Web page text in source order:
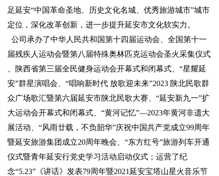
足延安“中国革命圣地、历史文化名城、优秀旅游城市”城市
定位，深化改革创新，进一步提升延安市文化软实力。
公司承办了中华人民共和国第十四届运动会、全国第十一
届残疾人运动会暨第八届特殊奥林匹克运动会圣火采集仪式
、陕西省第三届全民健身运动会开幕式和闭幕式、“星耀延
安”群星演唱会、“唱响新时代 放歌迎未来”2023 陕北民歌群
众广场歌汇暨第六届延安市陕北民歌大赛、“延安新九一”扩
大运动会开幕式和闭幕式、“黄河记忆”—2023年黄河非遗大
展活动、“风雨廿载，不负韶华”庆祝中国共产党成立99周年
暨延安旅游集团成立20周年晚会、“东方红号”旅游列车开通
仪式暨青年延安行党史学习活动启动仪式；运营了纪
念“5.23”《讲话》发表79周年暨2021延安宝塔山星火音乐节